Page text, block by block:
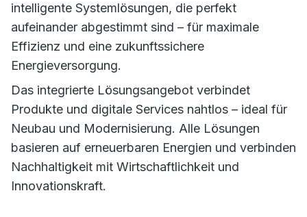
intelligente Systemlösungen, die perfekt
aufeinander abgestimmt sind – für maximale
Effizienz und eine zukunftssichere
Energieversorgung.
Das integrierte Lösungsangebot verbindet
Produkte und digitale Services nahtlos – ideal für
Neubau und Modernisierung. Alle Lösungen
basieren auf erneuerbaren Energien und verbinden
Nachhaltigkeit mit Wirtschaftlichkeit und
Innovationskraft.